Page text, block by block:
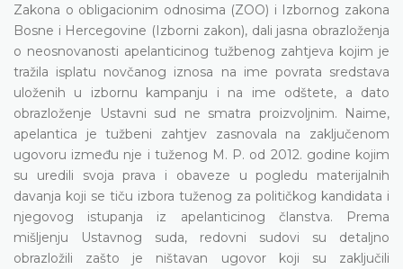
Zakona o obligacionim odnosima (ZOO) i Izbornog zakona
Bosne i Hercegovine (Izborni zakon), dali jasna obrazloženja
o neosnovanosti apelanticinog tužbenog zahtjeva kojim je
tražila isplatu novčanog iznosa na ime povrata sredstava
uloženih u izbornu kampanju i na ime odštete, a dato
obrazloženje Ustavni sud ne smatra proizvoljnim. Naime,
apelantica je tužbeni zahtjev zasnovala na zaključenom
ugovoru između nje i tuženog M. P. od 2012. godine kojim
su uredili svoja prava i obaveze u pogledu materijalnih
davanja koji se tiču izbora tuženog za političkog kandidata i
njegovog istupanja iz apelanticinog članstva. Prema
mišljenju Ustavnog suda, redovni sudovi su detaljno
obrazložili zašto je ništavan ugovor koji su zaključili